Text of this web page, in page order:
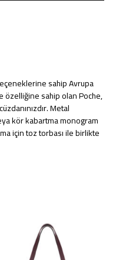
sahip Avrupa
özelliğine sahip olan Poche,
Metal
kör kabartma monogram
için toz torbası ile birlikte